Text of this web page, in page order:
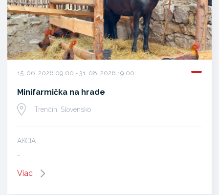
15. 06. 2026 09:00 - 31. 08. 2026 19:00
Minifarmička na hrade
Trenčín, Slovensko
AKCIA
Viac